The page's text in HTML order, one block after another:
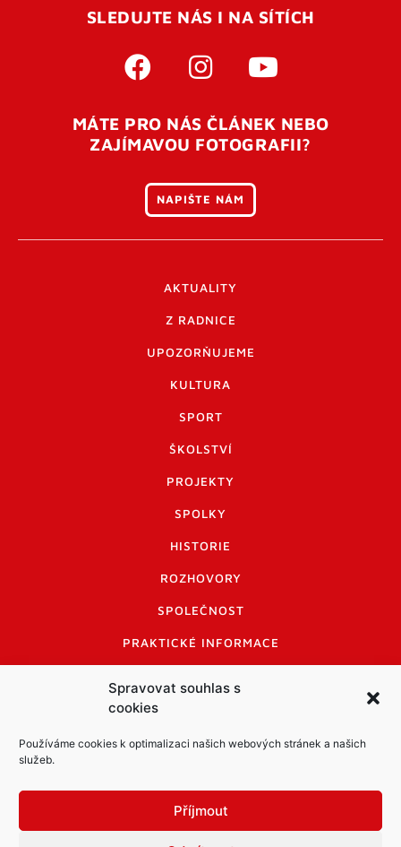
Spravovat souhlas s
cookies
Používáme cookies k optimalizaci našich webových stránek a našich
služeb.
Příjmout
SLEDUJTE NÁS I NA SÍTÍCH
MÁTE PRO NÁS ČLÁNEK NEBO
ZAJÍMAVOU FOTOGRAFII?
NAPIŠTE NÁM
AKTUALITY
Z RADNICE
UPOZORŇUJEME
KULTURA
SPORT
ŠKOLSTVÍ
PROJEKTY
SPOLKY
HISTORIE
ROZHOVORY
SPOLEČNOST
PRAKTICKÉ INFORMACE
INFORMACE A KODEX DISKUTUJÍCÍCH
LOGO A LOGO MANUÁL